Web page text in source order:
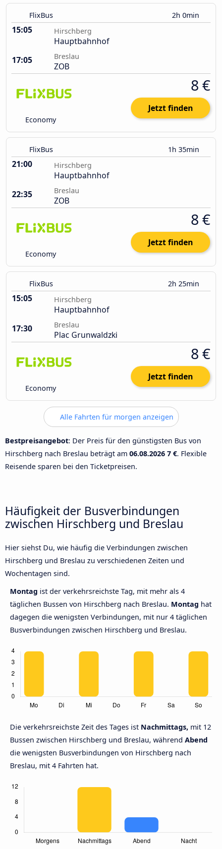
FlixBus 2h 0min
15:05 Hirschberg
Hauptbahnhof
17:05
Breslau
ZOB
Economy
8 €
Jetzt finden
FlixBus 1h 35min
21:00 Hirschberg
Hauptbahnhof
22:35
Breslau
ZOB
Economy
8 €
Jetzt finden
FlixBus 2h 25min
15:05 Hirschberg
Hauptbahnhof
17:30
Breslau
Plac Grunwaldzki
Economy
8 €
Jetzt finden
Alle Fahrten für morgen anzeigen
Bestpreisangebot: Der Preis für den günstigsten Bus von
Hirschberg nach Breslau beträgt am 06.08.2026 7 €. Flexible
Reisende sparen bei den Ticketpreisen.
Häufigkeit der Busverbindungen
zwischen Hirschberg und Breslau
Hier siehst Du, wie häufig die Verbindungen zwischen
Hirschberg und Breslau zu verschiedenen Zeiten und
Wochentagen sind.
Montag ist der verkehrsreichste Tag, mit mehr als 4
täglichen Bussen von Hirschberg nach Breslau. Montag hat
dagegen die wenigsten Verbindungen, mit nur 4 täglichen
Busverbindungen zwischen Hirschberg und Breslau.
Die verkehrsreichste Zeit des Tages ist Nachmittags, mit 12
Bussen zwischen Hirschberg und Breslau, während Abend
die wenigsten Busverbindungen von Hirschberg nach
Breslau, mit 4 Fahrten hat.